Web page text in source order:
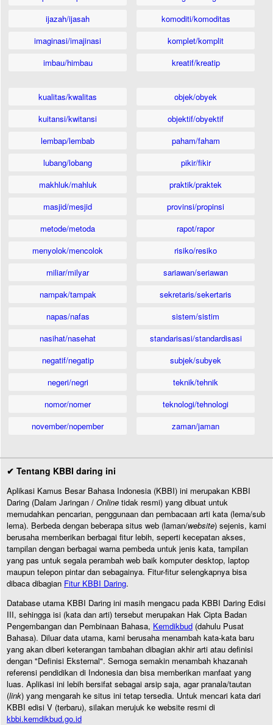
ijazah/ijasah
imaginasi/imajinasi
imbau/himbau
komoditi/komoditas
komplet/komplit
kreatif/kreatip
kualitas/kwalitas
kuitansi/kwitansi
lembap/lembab
lubang/lobang
makhluk/mahluk
masjid/mesjid
metode/metoda
menyolok/mencolok
miliar/milyar
nampak/tampak
napas/nafas
nasihat/nasehat
negatif/negatip
negeri/negri
nomor/nomer
november/nopember
objek/obyek
objektif/obyektif
paham/faham
pikir/fikir
praktik/praktek
provinsi/propinsi
rapot/rapor
risiko/resiko
sariawan/seriawan
sekretaris/sekertaris
sistem/sistim
standarisasi/standardisasi
subjek/subyek
teknik/tehnik
teknologi/tehnologi
zaman/jaman
✔ Tentang KBBI daring ini
Aplikasi Kamus Besar Bahasa Indonesia (KBBI) ini merupakan KBBI
Daring (Dalam Jaringan / Online tidak resmi) yang dibuat untuk
memudahkan pencarian, penggunaan dan pembacaan arti kata (lema/sub
lema). Berbeda dengan beberapa situs web (laman/website) sejenis, kami
berusaha memberikan berbagai fitur lebih, seperti kecepatan akses,
tampilan dengan berbagai warna pembeda untuk jenis kata, tampilan
yang pas untuk segala perambah web baik komputer desktop, laptop
maupun telepon pintar dan sebagainya. Fitur-fitur selengkapnya bisa
dibaca dibagian Fitur KBBI Daring.
Database utama KBBI Daring ini masih mengacu pada KBBI Daring Edisi
III, sehingga isi (kata dan arti) tersebut merupakan Hak Cipta Badan
Pengembangan dan Pembinaan Bahasa, Kemdikbud (dahulu Pusat
Bahasa). Diluar data utama, kami berusaha menambah kata-kata baru
yang akan diberi keterangan tambahan dibagian akhir arti atau definisi
dengan "Definisi Eksternal". Semoga semakin menambah khazanah
referensi pendidikan di Indonesia dan bisa memberikan manfaat yang
luas. Aplikasi ini lebih bersifat sebagai arsip saja, agar pranala/tautan
(link) yang mengarah ke situs ini tetap tersedia. Untuk mencari kata dari
KBBI edisi V (terbaru), silakan merujuk ke website resmi di
kbbi.kemdikbud.go.id